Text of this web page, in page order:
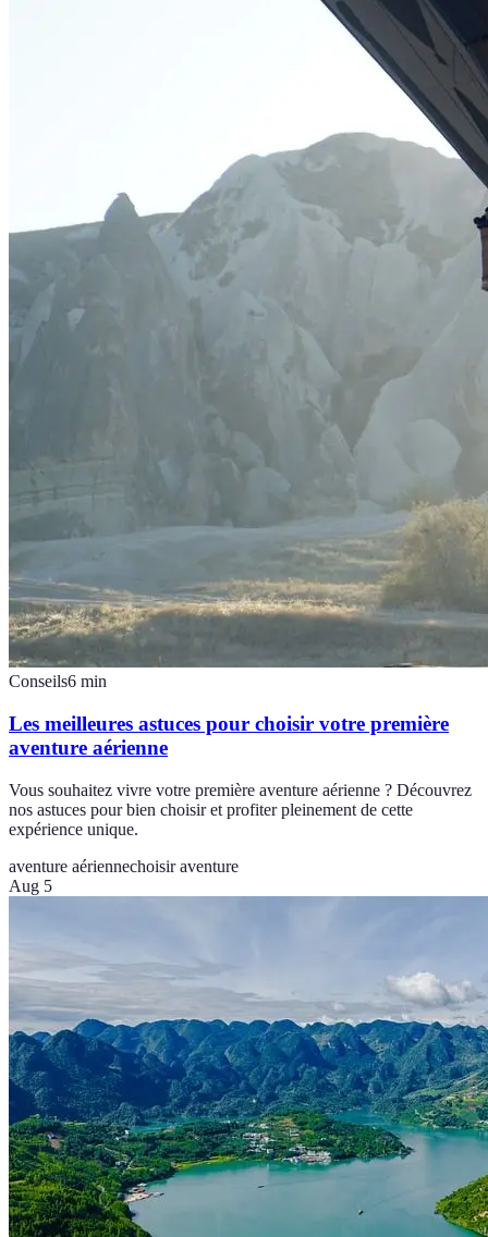
Conseils6 min
Les meilleures astuces pour choisir votre première
aventure aérienne
Vous souhaitez vivre votre première aventure aérienne ? Découvrez
nos astuces pour bien choisir et profiter pleinement de cette
expérience unique.
aventure aériennechoisir aventure
Aug 5